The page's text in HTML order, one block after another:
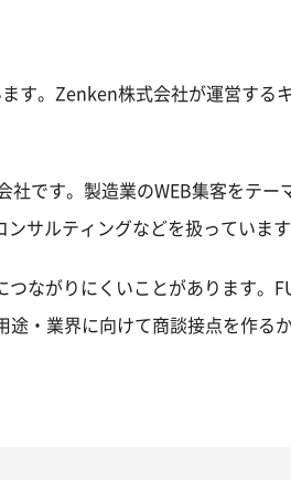
す。Zenken株式会社が運営する
社です。製造業のWEB集客をテー
サルティングなどを扱っています
ながりにくいことがあります。
・業界に向けて商談接点を作る